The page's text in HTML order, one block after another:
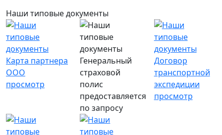
Наши типовые документы
Карта партнера
ООО
просмотр
Генеральный
страховой
полис
предоставляется
по запросу
Договор
транспортной
экспедиции
просмотр